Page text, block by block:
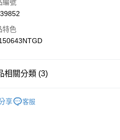
合作金庫商業銀行
華南商業銀行
上海商業儲蓄銀行
國泰世華商業銀行
聯邦商業銀行
台新國際商業銀行
Pay
Pay
於「AFTEE先享後付」】
編號
特色
相關分類 (3)
享 客服